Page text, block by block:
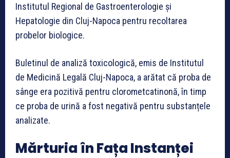
Institutul Regional de Gastroenterologie și
Hepatologie din Cluj-Napoca pentru recoltarea
probelor biologice.
Buletinul de analiză toxicologică, emis de Institutul
de Medicină Legală Cluj-Napoca, a arătat că proba de
sânge era pozitivă pentru clorometcatinonă, în timp
ce proba de urină a fost negativă pentru substanțele
analizate.
Mărturia în Fața Instanței